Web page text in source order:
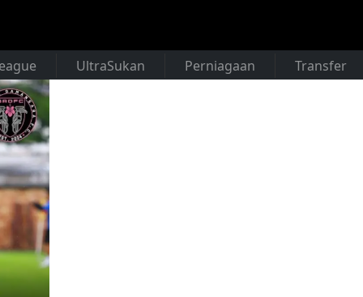
UltraSukan Perniagaan Transfer